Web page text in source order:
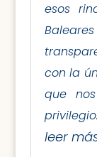
esos
con la
que
leer